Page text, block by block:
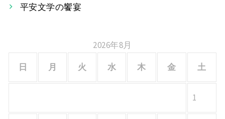
ン平安文学の饗宴
2026年8月
日
月 火 水 木 金 土
1